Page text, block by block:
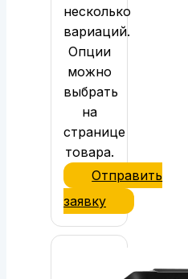
несколько
вариаций.
Опции
можно
выбрать
на
странице
товара.
Отправить
заявку